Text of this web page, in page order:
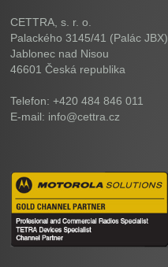
CETTRA, s. r. o.
Palackého 3145/41 (Palác JBX)
Jablonec nad Nisou
46601Česká republika
Telefon: +420 484 846 011
E-mail: info@cettra.cz